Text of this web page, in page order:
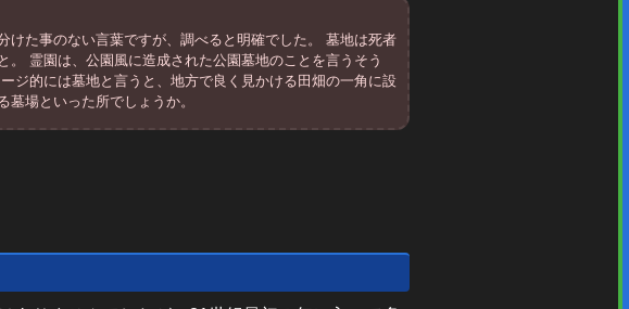
けた事のない言葉ですが、調べると明確でした。 墓地は死者
。 霊園は、公園風に造成された公園墓地のことを言うそう
ジ的には墓地と言うと、地方で良く見かける田畑の一角に設
墓場といった所でしょうか。